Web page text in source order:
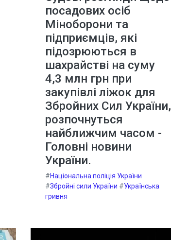
посадових осіб
Міноборони та
підприємців, які
підозрюються в
шахрайстві на суму
4,3 млн грн при
закупівлі ліжок для
Збройних Сил України,
розпочнуться
найближчим часом -
Головні новини
України.
#Національна поліція України
#Збройні сили України #Українська
гривня